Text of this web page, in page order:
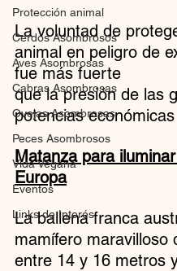
Protección animal
Cerdos Asombrosos
Aves Asombrosas
Cabras Asombrosas
Ovejas Asombrosas
Peces Asombrosos
Vida Vegana
Eventos
Links de Interés
La voluntad de
animal en peligro de
fue más fuerte
que la presión de las
potencias económicas
Matanza para
Europa
La ballena franca
mamífero maravilloso
entre 14 y 16 metros